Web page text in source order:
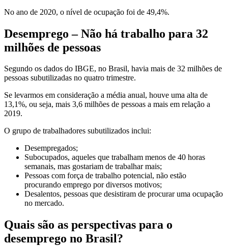
No ano de 2020, o nível de ocupação foi de 49,4%.
Desemprego – Não há trabalho para 32
milhões de pessoas
Segundo os dados do IBGE, no Brasil, havia mais de 32 milhões de
pessoas subutilizadas no quatro trimestre.
Se levarmos em consideração a média anual, houve uma alta de
13,1%, ou seja, mais 3,6 milhões de pessoas a mais em relação a
2019.
O grupo de trabalhadores subutilizados inclui:
Desempregados;
Subocupados, aqueles que trabalham menos de 40 horas
semanais, mas gostariam de trabalhar mais;
Pessoas com força de trabalho potencial, não estão
procurando emprego por diversos motivos;
Desalentos, pessoas que desistiram de procurar uma ocupação
no mercado.
Quais são as perspectivas para o
desemprego no Brasil?